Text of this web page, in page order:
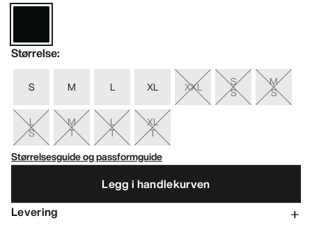
Størrelse:
S M L XL XXL S
S
M
S
L
S
M
T
L
T
XL
T
Størrelsesguide og passformguide
Legg i handlekurven
Levering